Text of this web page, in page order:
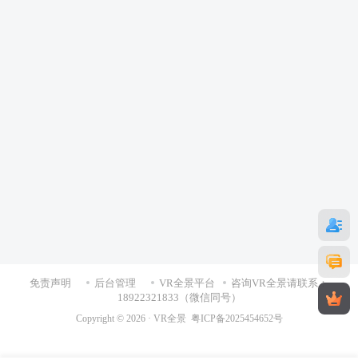
免责声明 后台管理 VR全景平台
咨询VR全景请联系：
18922321833（微信同号）
Copyright © 2026 · VR全景 粤ICP备2025454652号